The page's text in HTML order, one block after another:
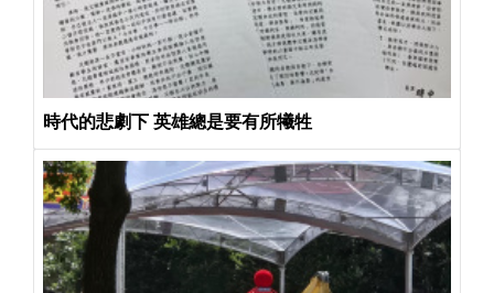
時代的悲劇下 英雄總是要有所犧牲